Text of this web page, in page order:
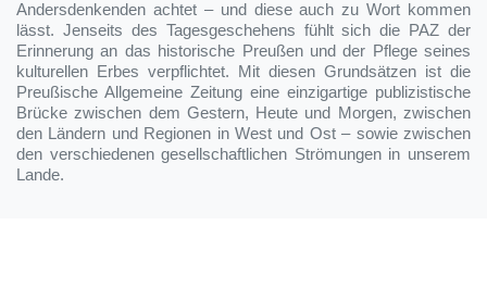
Andersdenkenden achtet – und diese auch zu Wort kommen
lässt. Jenseits des Tagesgeschehens fühlt sich die PAZ der
Erinnerung an das historische Preußen und der Pflege seines
kulturellen Erbes verpflichtet. Mit diesen Grundsätzen ist die
Preußische Allgemeine Zeitung eine einzigartige publizistische
Brücke zwischen dem Gestern, Heute und Morgen, zwischen
den Ländern und Regionen in West und Ost – sowie zwischen
den verschiedenen gesellschaftlichen Strömungen in unserem
Lande.